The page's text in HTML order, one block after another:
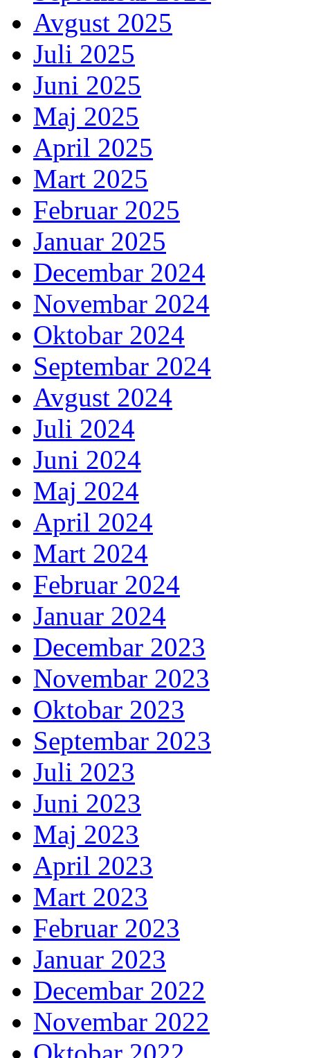
Avgust 2025
Juli 2025
Juni 2025
Maj 2025
April 2025
Mart 2025
Februar 2025
Januar 2025
Decembar 2024
Novembar 2024
Oktobar 2024
Septembar 2024
Avgust 2024
Juli 2024
Juni 2024
Maj 2024
April 2024
Mart 2024
Februar 2024
Januar 2024
Decembar 2023
Novembar 2023
Oktobar 2023
Septembar 2023
Juli 2023
Juni 2023
Maj 2023
April 2023
Mart 2023
Februar 2023
Januar 2023
Decembar 2022
Novembar 2022